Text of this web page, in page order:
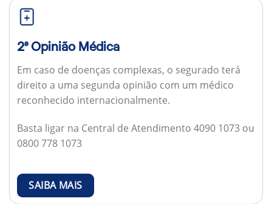
2ª Opinião Médica
Em caso de doenças complexas, o segurado terá
direito a uma segunda opinião com um médico
reconhecido internacionalmente.
Basta ligar na Central de Atendimento 4090 1073 ou
0800 778 1073
SAIBA MAIS